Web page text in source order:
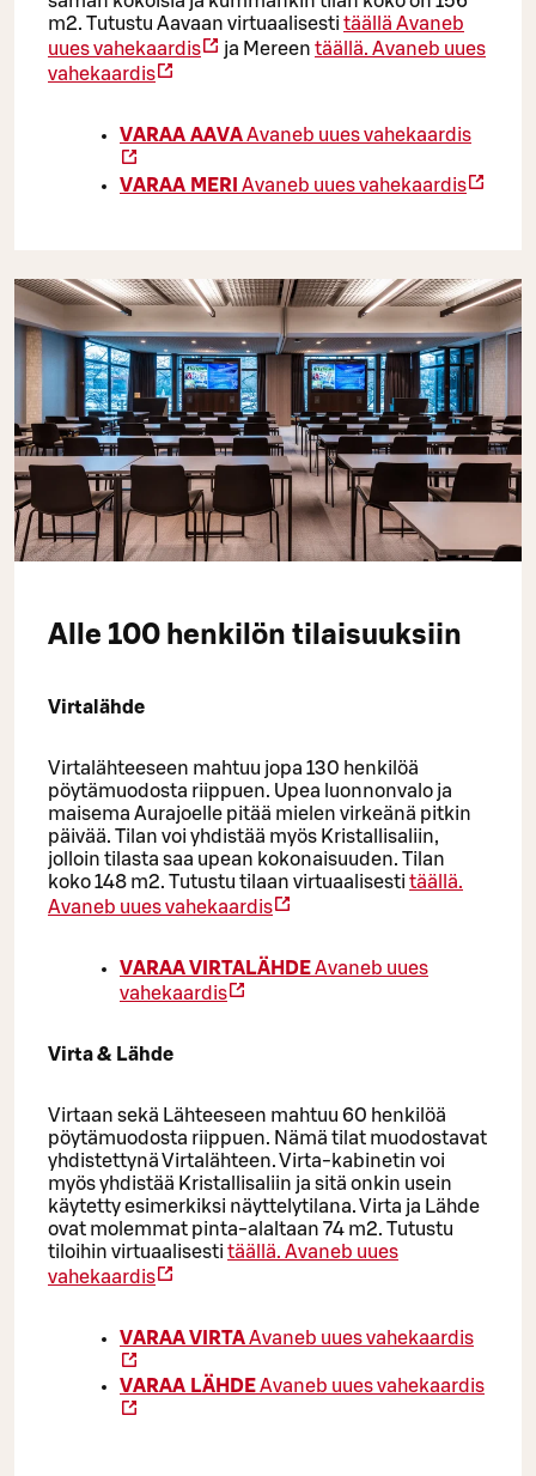
m2. Tutustu Aavaan virtuaalisesti täällä Avaneb
uues vahekaardis
ja Mereen täällä. Avaneb uues
vahekaardis
VARAA AAVAAvaneb uues vahekaardis
VARAA MERI Avaneb uues vahekaardis
Alle 100 henkilön tilaisuuksiin
Virtalähde
Virtalähteeseen mahtuu jopa 130 henkilöä
pöytämuodosta riippuen. Upea luonnonvalo ja
maisema Aurajoelle pitää mielen virkeänä pitkin
päivää. Tilan voi yhdistää myös Kristallisaliin,
jolloin tilasta saa upean kokonaisuuden. Tilan
koko 148 m2. Tutustu tilaan virtuaalisesti täällä.
Avaneb uues vahekaardis
VARAA VIRTALÄHDEAvaneb uues
vahekaardis
Virta & Lähde
Virtaan sekä Lähteeseen mahtuu 60 henkilöä
pöytämuodosta riippuen. Nämä tilat muodostavat
yhdistettynä Virtalähteen. Virta-kabinetin voi
myös yhdistää Kristallisaliin ja sitä onkin usein
käytetty esimerkiksi näyttelytilana. Virta ja Lähde
ovat molemmat pinta-alaltaan 74 m2. Tutustu
tiloihin virtuaalisesti täällä. Avaneb uues
vahekaardis
VARAA VIRTAAvaneb uues vahekaardis
VARAA LÄHDEAvaneb uues vahekaardis